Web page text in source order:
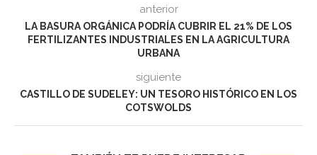
anterior
LA BASURA ORGÁNICA PODRÍA CUBRIR EL 21% DE LOS
FERTILIZANTES INDUSTRIALES EN LA AGRICULTURA
URBANA
siguiente
CASTILLO DE SUDELEY: UN TESORO HISTÓRICO EN LOS
COTSWOLDS